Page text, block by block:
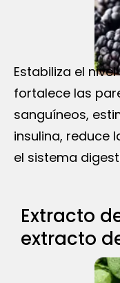
Estabiliza el
fortalece las
sanguíneos,
insulina, reduce
el sistema
Extracto
extracto